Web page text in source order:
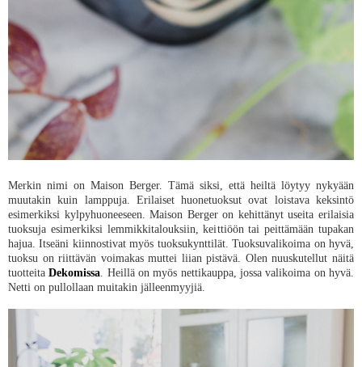
Merkin nimi on Maison Berger. Tämä siksi, että heiltä löytyy nykyään
muutakin kuin lamppuja. Erilaiset huonetuoksut ovat loistava keksintö
esimerkiksi kylpyhuoneeseen. Maison Berger on kehittänyt useita erilaisia
tuoksuja esimerkiksi lemmikkitalouksiin, keittiöön tai peittämään tupakan
hajua. Itseäni kiinnostivat myös tuoksukynttilät. Tuoksuvalikoima on hyvä,
tuoksu on riittävän voimakas muttei liian pistävä. Olen nuuskutellut näitä
tuotteitaDekomissa . Heillä on myös nettikauppa, jossa valikoima on hyvä.
Netti on pullollaan muitakin jälleenmyyjiä.